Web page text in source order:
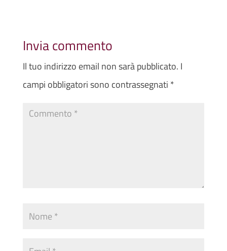
Invia commento
Il tuo indirizzo email non sarà pubblicato. I
campi obbligatori sono contrassegnati *